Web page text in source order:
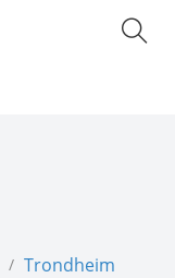
/ Trondheim